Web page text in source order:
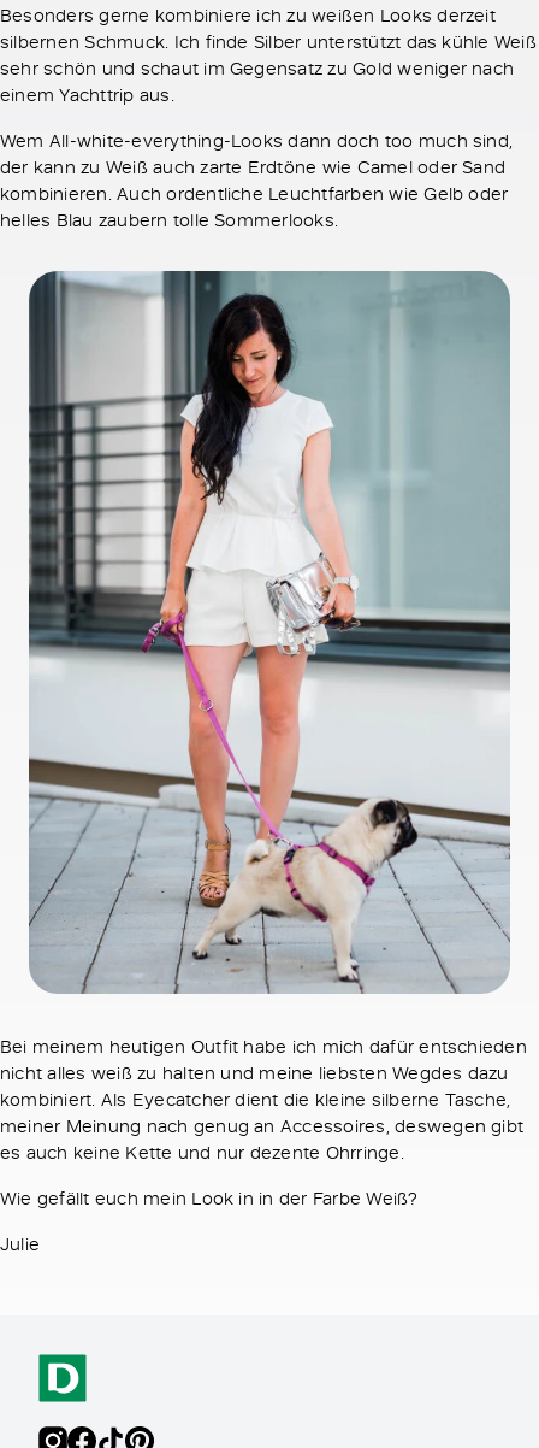
Besonders gerne kombiniere ich zu weißen Looks derzeit
silbernen Schmuck. Ich finde Silber unterstützt das kühle Weiß
sehr schön und schaut im Gegensatz zu Gold weniger nach
einem Yachttrip aus.
Wem All-white-everything-Looks dann doch too much sind,
der kann zu Weiß auch zarte Erdtöne wie Camel oder Sand
kombinieren. Auch ordentliche Leuchtfarben wie Gelb oder
helles Blau zaubern tolle Sommerlooks.
Bei meinem heutigen Outfit habe ich mich dafür entschieden
nicht alles weiß zu halten und meine liebsten Wegdes dazu
kombiniert. Als Eyecatcher dient die kleine silberne Tasche,
meiner Meinung nach genug an Accessoires, deswegen gibt
es auch keine Kette und nur dezente Ohrringe.
Wie gefällt euch mein Look in in der Farbe Weiß?
Julie